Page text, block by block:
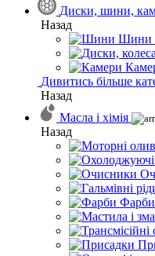
Диски, шини,
Назад
Шини
Дивитись більше
Назад
Масла і хімія
Назад
Фарби